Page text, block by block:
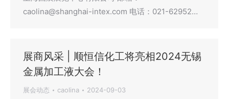
caolina@shanghai-intex.com 电话：021-62952…
展商风采 | 顺恒信化工将亮相2024无锡
金属加工液大会！
展会动态 caolina 2024-09-03